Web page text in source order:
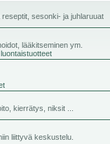
reseptit, sesonki- ja juhlaruuat
lääkitseminen ym.
kierrätys, niksit ...
liittyvä keskustelu.